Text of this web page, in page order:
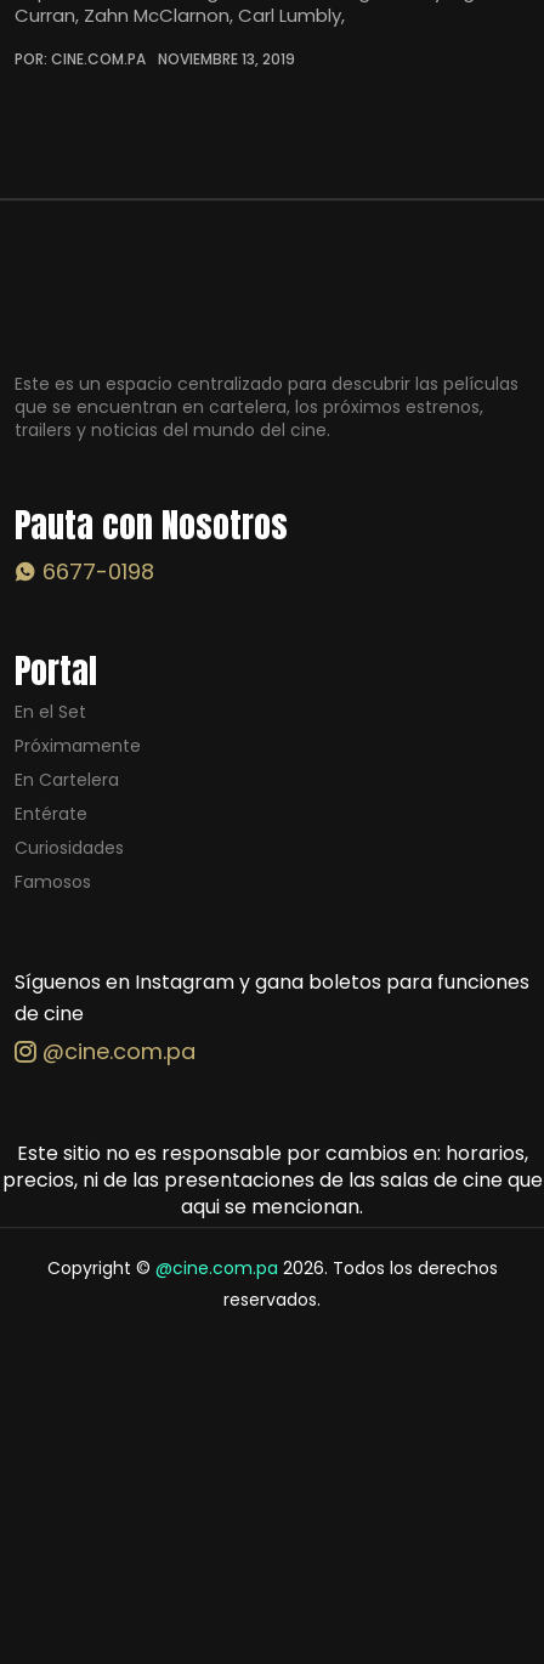
Curran, Zahn McClarnon, Carl Lumbly,
POR: CINE.COM.PA NOVIEMBRE 13, 2019
Este es un espacio centralizado para descubrir las películas
que se encuentran en cartelera, los próximos estrenos,
trailers y noticias del mundo del cine.
Pauta con Nosotros
6677-0198
Portal
En el Set
Próximamente
En Cartelera
Entérate
Curiosidades
Famosos
Síguenos en Instagram y gana boletos para funciones
de cine
@cine.com.pa
Este sitio no es responsable por cambios en: horarios,
precios, ni de las presentaciones de las salas de cine que
aqui se mencionan.
Copyright © @cine.com.pa 2026. Todos los derechos
reservados.